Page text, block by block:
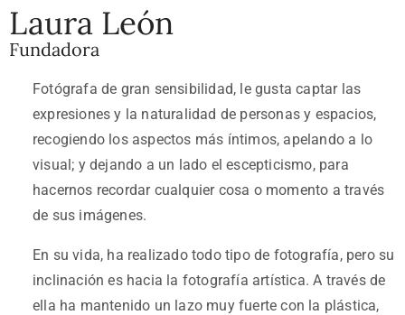
Laura León
Fundadora
Fotógrafa de gran sensibilidad, le gusta captar las
expresiones y la naturalidad de personas y espacios,
recogiendo los aspectos más íntimos, apelando a lo
visual; y dejando a un lado el escepticismo, para
hacernos recordar cualquier cosa o momento a través
de sus imágenes.
En su vida, ha realizado todo tipo de fotografía, pero su
inclinación es hacia la fotografía artística. A través de
ella ha mantenido un lazo muy fuerte con la plástica,